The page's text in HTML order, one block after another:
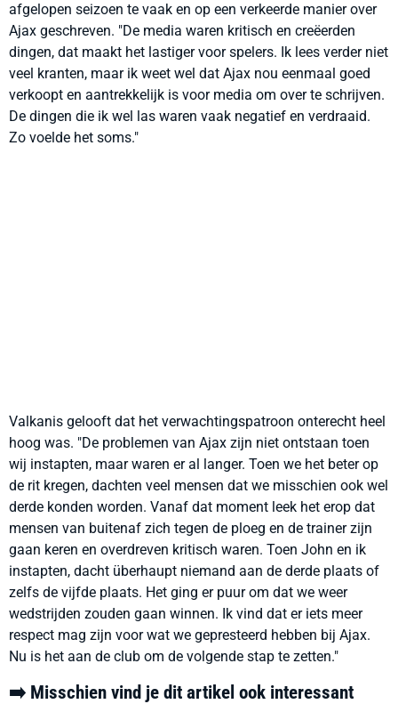
afgelopen seizoen te vaak en op een verkeerde manier over
Ajax geschreven. "De media waren kritisch en creëerden
dingen, dat maakt het lastiger voor spelers. Ik lees verder niet
veel kranten, maar ik weet wel dat Ajax nou eenmaal goed
verkoopt en aantrekkelijk is voor media om over te schrijven.
De dingen die ik wel las waren vaak negatief en verdraaid.
Zo voelde het soms."
Valkanis gelooft dat het verwachtingspatroon onterecht heel
hoog was. "De problemen van Ajax zijn niet ontstaan toen
wij instapten, maar waren er al langer. Toen we het beter op
de rit kregen, dachten veel mensen dat we misschien ook wel
derde konden worden. Vanaf dat moment leek het erop dat
mensen van buitenaf zich tegen de ploeg en de trainer zijn
gaan keren en overdreven kritisch waren. Toen John en ik
instapten, dacht überhaupt niemand aan de derde plaats of
zelfs de vijfde plaats. Het ging er puur om dat we weer
wedstrijden zouden gaan winnen. Ik vind dat er iets meer
respect mag zijn voor wat we gepresteerd hebben bij Ajax.
Nu is het aan de club om de volgende stap te zetten."
➡️ Misschien vind je dit artikel ook interessant